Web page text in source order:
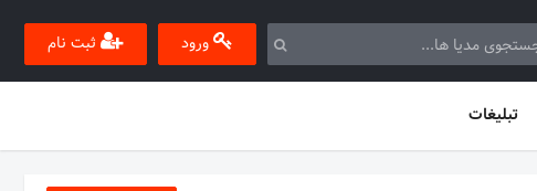
ورود ثبت نام
تبلیغات